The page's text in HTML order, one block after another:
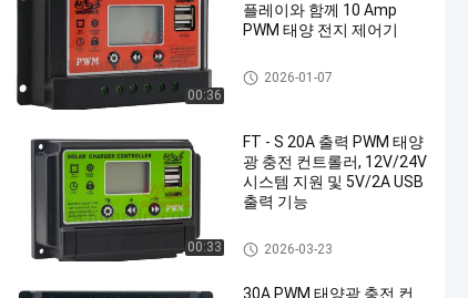
00:36
플레이와 함께 10 Amp
PWM 태양 전지 제어기
PWM 태양 충전 컨트롤러
2026-01-07
00:33
FT - S 20A 출력 PWM 태양
광 충전 컨트롤러, 12V/24V
시스템 지원 및 5V/2A USB
출력 기능
PWM 태양 충전 컨트롤러
2026-03-23
30A PWM 태양광 충전 컨